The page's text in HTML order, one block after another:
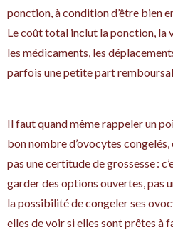
ponction, à condition d’être bien
Le coût total inclut la ponction, la
les médicaments, les
parfois une petite part
Il faut quand même rappeler un
bon nombre d’ovocytes
pas une certitude de grossesse :
garder des options ouvertes, pas
la possibilité de congeler ses
elles de voir si elles sont prêtes à